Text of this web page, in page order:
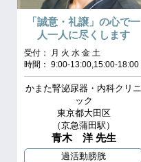
「誠意・礼譲」の心で一
人一人に尽くします
受付： 月 火 水 金 土
時間： 9:00-13:00,15:00-18:00
かまた腎泌尿器・内科クリニ
ック
東京都大田区
（京急蒲田駅）
青木 洋 先生
過活動膀胱